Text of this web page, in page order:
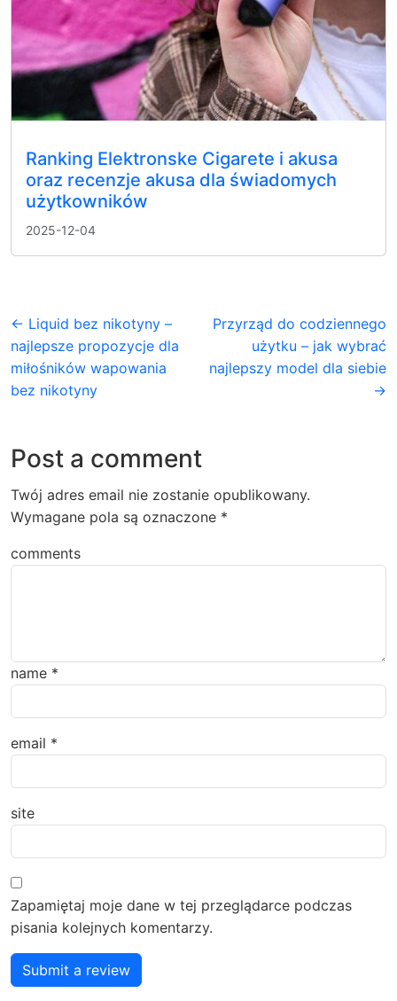
Ranking Elektronske Cigarete i akusa
oraz recenzje akusa dla świadomych
użytkowników
2025-12-04
← Liquid bez nikotyny –
najlepsze propozycje dla
miłośników wapowania
bez nikotyny
Przyrząd do codziennego
użytku – jak wybrać
najlepszy model dla siebie
→
Post a comment
Twój adres email nie zostanie opublikowany.
Wymagane pola są oznaczone *
comments
name *
email *
site
Zapamiętaj moje dane w tej przeglądarce podczas
pisania kolejnych komentarzy.
Submit a review